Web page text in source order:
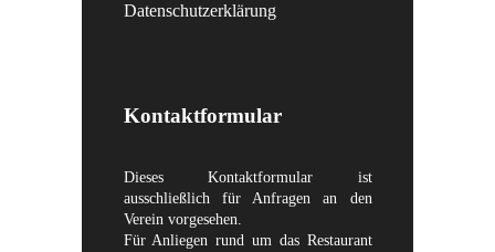
Datenschutzerklärung
Kontaktformular
Dieses Kontaktformular ist
ausschließlich für Anfragen an den
Verein vorgesehen.
Für Anliegen rund um das Restaurant